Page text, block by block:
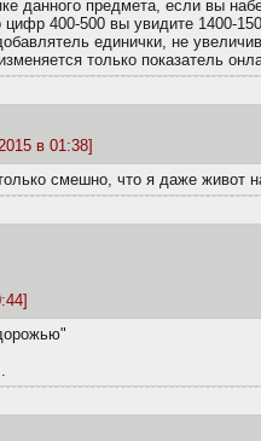
данного предмета, если вы
цифр 400-500 вы увидите 1400-
единички, не
только показатель
в 01:38]
смешно, что я даже живот